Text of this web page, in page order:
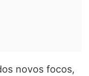
novos focos,